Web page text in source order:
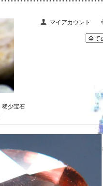
マイアカウント
稀少宝石